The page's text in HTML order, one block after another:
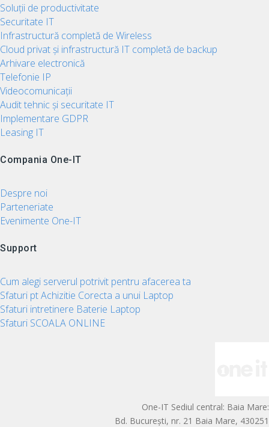
Soluții de productivitate
Securitate IT
Infrastructură completă de Wireless
Cloud privat și infrastructură IT completă de backup
Arhivare electronică
Telefonie IP
Videocomunicații
Audit tehnic și securitate IT
Implementare GDPR
Leasing IT
Compania One-IT
Despre noi
Parteneriate
Evenimente One-IT
Support
Cum alegi serverul potrivit pentru afacerea ta
Sfaturi pt Achizitie Corecta a unui Laptop
Sfaturi intretinere Baterie Laptop
Sfaturi SCOALA ONLINE
One-IT Sediul central: Baia Mare:
Bd. București, nr. 21 Baia Mare, 430251